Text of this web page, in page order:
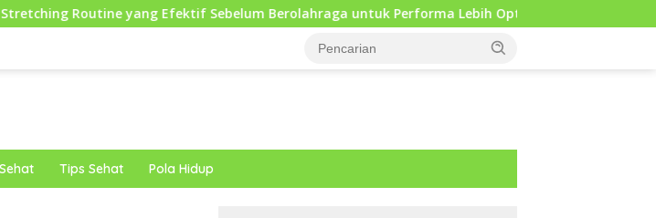
Efektif Sebelum Berolahraga untuk Performa Lebih Optimal Mengapa Self Reflection
Tips Sehat Pola Hidup